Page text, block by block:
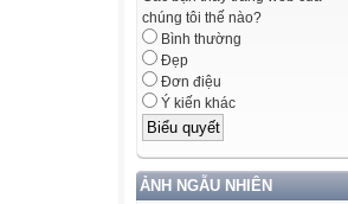
chúng tôi thế nào?
Bình thường
Đẹp
Đơn điệu
Ý kiến khác
ẢNH NGẪU NHIÊN